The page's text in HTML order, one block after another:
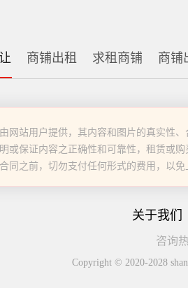
商铺出租 求租商铺 商铺
网站用户提供，其内容和图片的真实性
或保证内容之正确性和可靠性，租赁或
同之前，切勿支付任何形式的费用，以免
关于我们
咨询
Copyright © 2020-2028